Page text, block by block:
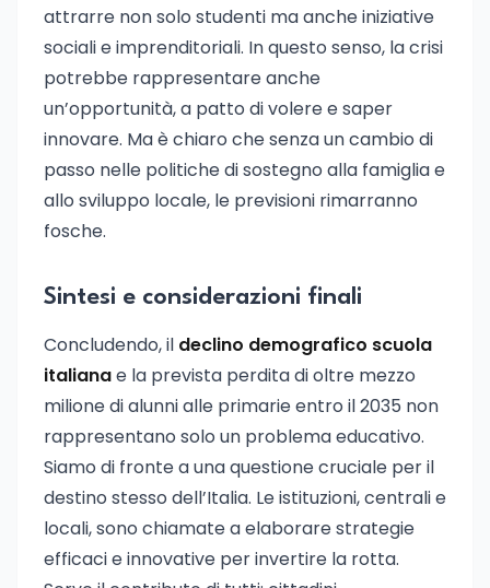
attrarre non solo studenti ma anche iniziative
sociali e imprenditoriali. In questo senso, la crisi
potrebbe rappresentare anche
un’opportunità, a patto di volere e saper
innovare. Ma è chiaro che senza un cambio di
passo nelle politiche di sostegno alla famiglia e
allo sviluppo locale, le previsioni rimarranno
fosche.
Sintesi e considerazioni finali
Concludendo, il declino demografico scuola
italianae la prevista perdita di oltre mezzo
milione di alunni alle primarie entro il 2035 non
rappresentano solo un problema educativo.
Siamo di fronte a una questione cruciale per il
destino stesso dell’Italia. Le istituzioni, centrali e
locali, sono chiamate a elaborare strategie
efficaci e innovative per invertire la rotta.